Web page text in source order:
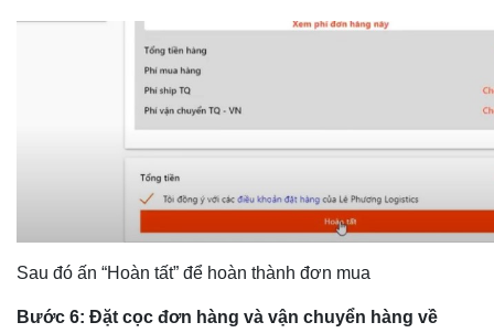
Sau đó ấn “Hoàn tất” để hoàn thành đơn mua
Bước 6: Đặt cọc đơn hàng và vận chuyển hàng về